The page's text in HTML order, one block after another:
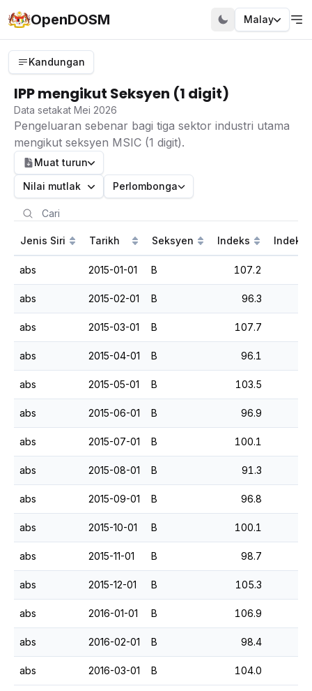
OpenDOSM Malay
Kandungan
IPP mengikut Seksyen (1 digit)
Data setakat Mei 2026
Pengeluaran sebenar bagi tiga sektor industri utama
mengikut seksyen MSIC (1 digit).
Muat turun
Nilai mutlak
Perlombongan
Jenis Siri Tarikh Seksyen Indeks Indeks
abs 2015-01-01 B 107.2
abs 2015-02-01 B 96.3
abs 2015-03-01 B 107.7
abs 2015-04-01 B 96.1
abs 2015-05-01 B 103.5
abs 2015-06-01 B 96.9
abs 2015-07-01 B 100.1
abs 2015-08-01 B 91.3
abs 2015-09-01 B 96.8
abs 2015-10-01 B 100.1
abs 2015-11-01 B 98.7
abs 2015-12-01 B 105.3
abs 2016-01-01 B 106.9
abs 2016-02-01 B 98.4
abs 2016-03-01 B 104.0